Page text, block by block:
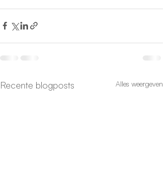
Recente blogposts Alles weergeven